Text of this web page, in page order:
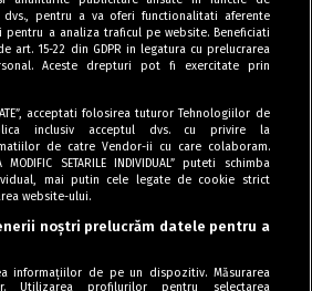
Tag index
Program Antena 1
pentru a va oferi functionalitati aferente
a analiza traficul pe website. Beneficiati
art. 15-22 din GDPR in legatura cu prelucrarea
Aceste drepturi pot fi exercitate prin
acceptati folosirea tuturor Tehnologiilor de
inclusiv acceptul dvs. cu privire la
de catre Vendor-ii cu care colaboram.
SETARILE INDIVIDUAL” puteti schimba
mai putin cele legate de cookie strict
website-ului.
noștri prelucrăm datele pentru a
informațiilor de pe un dispozitiv. Măsurarea
Utilizarea profilurilor pentru selectarea